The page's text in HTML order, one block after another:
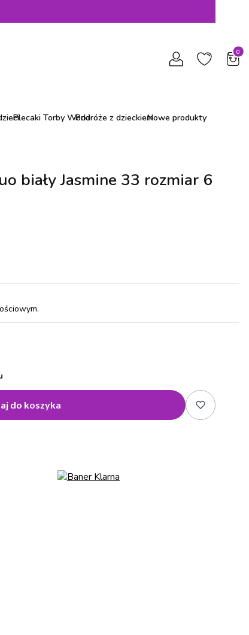
Plecaki Torby WorkiPodróże z dzieckiemNowe produkty
biały Jasmine 33 rozmiar 6
do koszyka